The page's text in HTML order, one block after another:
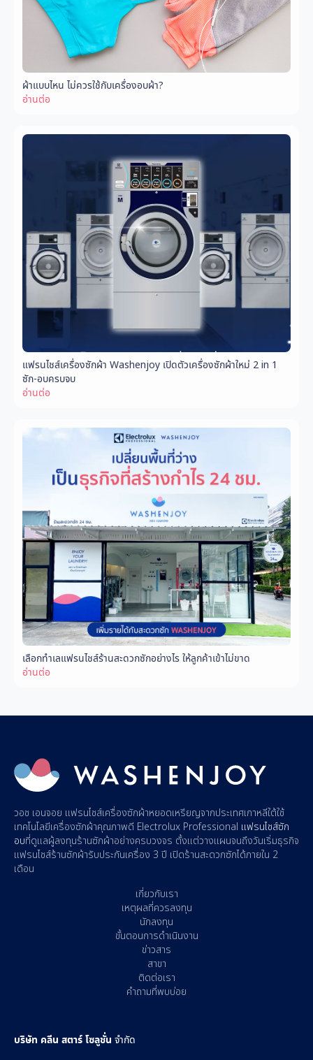
ผ้าแบบไหน ไม่ควรใช้กับเครื่องอบผ้า?
อ่านต่อ
แฟรนไชส์เครื่องซักผ้า Washenjoy เปิดตัวเครื่องซักผ้าใหม่ 2 in 1
ซัก-อบครบจบ
อ่านต่อ
เลือกทำเลแฟรนไชส์ร้านสะดวกซักอย่างไร ให้ลูกค้าเข้าไม่ขาด
อ่านต่อ
วอช เอนจอย แฟรนไชส์เครื่องซักผ้าหยอดเหรียญจากประเทศเกาหลีใต้ใช้
เทคโนโลยีเครื่องซักผ้าคุณภาพดี Electrolux Professional แฟรนไชส์ซัก
อบที่ดูแลผู้ลงทุนร้านซักผ้าอย่างครบวงจร ตั้งแต่วางแผนจนถึงวันเริ่มธุรกิจ
แฟรนไชส์ร้านซักผ้ารับประกันเครื่อง 3 ปี เปิดร้านสะดวกซักได้ภายใน 2
เดือน
เกี่ยวกับเรา
เหตุผลที่ควรลงทุน
นักลงทุน
ขั้นตอนการดำเนินงาน
ข่าวสาร
สาขา
ติดต่อเรา
คำถามที่พบบ่อย
บริษัท คลีน สตาร์ โซลูชั่น จำกัด